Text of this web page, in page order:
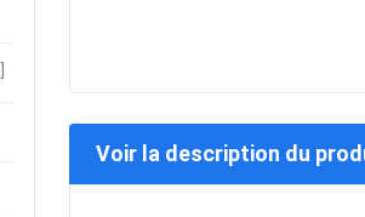
Voir la description du